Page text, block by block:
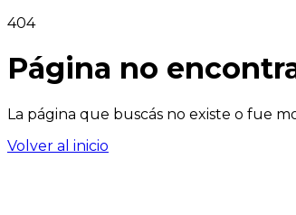
404
Página no
La página que buscás no existe o fue
Volver al inicio